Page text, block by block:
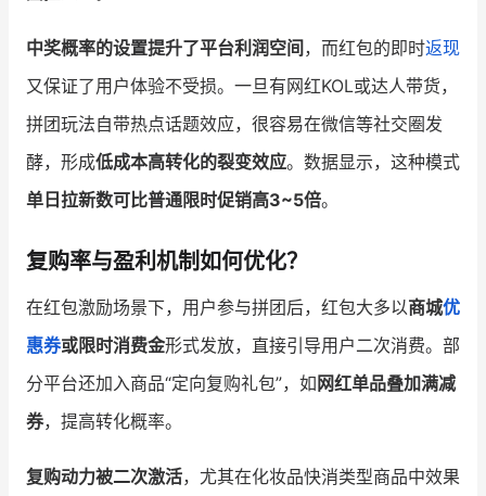
中奖概率的设置提升了平台利润空间，而红包的即时返现
又保证了用户体验不受损。一旦有网红KOL或达人带货，
拼团玩法自带热点话题效应，很容易在微信等社交圈发
酵，形成低成本高转化的裂变效应。数据显示，这种模式
单日拉新数可比普通限时促销高3~5倍。
复购率与盈利机制如何优化？
在红包激励场景下，用户参与拼团后，红包大多以商城优
惠券或限时消费金形式发放，直接引导用户二次消费。部
分平台还加入商品“定向复购礼包”，如网红单品叠加满减
券，提高转化概率。
复购动力被二次激活，尤其在化妆品快消类型商品中效果